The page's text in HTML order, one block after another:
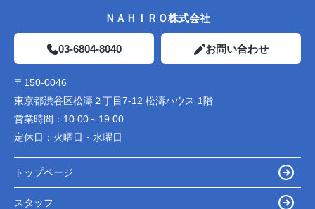
ＮＡＨＩＲＯ株式会社
03-6804-8040 お問い合わせ
〒150-0046
東京都渋谷区松濤２丁目7-12 松濤ハウス 1階
営業時間： 10:00～19:00
定休日： 火曜日・水曜日
トップページ
スタッフ